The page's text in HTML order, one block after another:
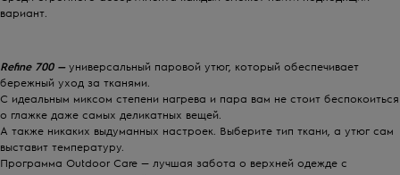
вариант.
Refine 700 —универсальный паровой утюг, который обеспечивает
бережный уход за тканями.
С идеальным миксом степени нагрева и пара вам не стоит беспокоиться
о глажке даже самых деликатных вещей
А также никаких выдуманных настроек. Выберите тип ткани, а утюг сам
выставит температуру.
Программа Outdoor Care — лучшая забота о верхней одежде с